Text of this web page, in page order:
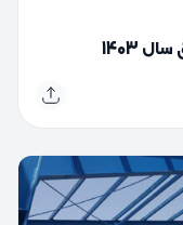
1403